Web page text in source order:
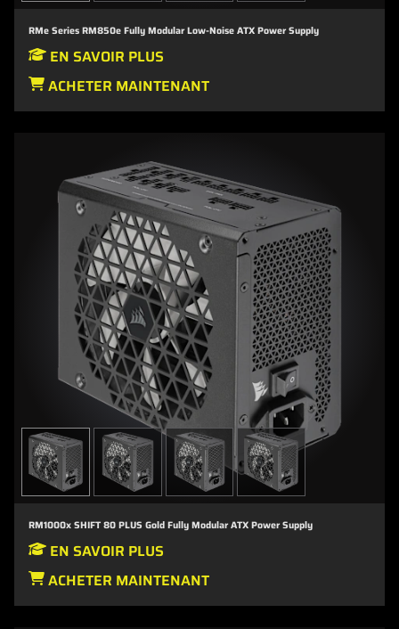
RMe Series RM850e Fully Modular Low-Noise ATX Power Supply
EN SAVOIR PLUS
ACHETER MAINTENANT
RM1000x SHIFT 80 PLUS Gold Fully Modular ATX Power Supply
EN SAVOIR PLUS
ACHETER MAINTENANT